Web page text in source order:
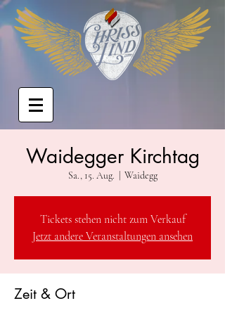
Waidegger Kirchtag
Sa., 15. Aug. Waidegg
Tickets stehen nicht zum Verkauf
Jetzt andere Veranstaltungen ansehen
Zeit & Ort